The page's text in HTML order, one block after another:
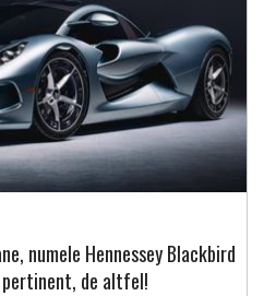
numele Hennessey Blackbird
pertinent, de altfel!